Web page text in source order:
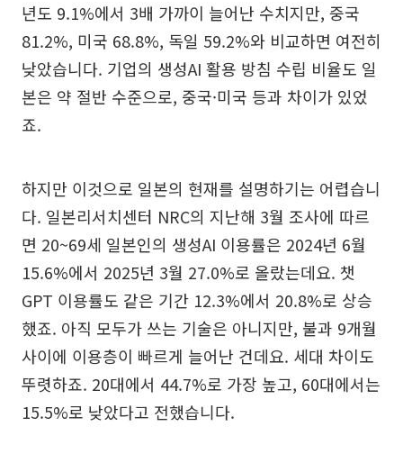
년도 9.1%에서 3배 가까이 늘어난 수치지만, 중국
81.2%, 미국 68.8%, 독일 59.2%와 비교하면 여전히
낮았습니다. 기업의 생성AI 활용 방침 수립 비율도 일
본은 약 절반 수준으로, 중국·미국 등과 차이가 있었
죠.
하지만 이것으로 일본의 현재를 설명하기는 어렵습니
다. 일본리서치센터 NRC의 지난해 3월 조사에 따르
면 20~69세 일본인의 생성AI 이용률은 2024년 6월
15.6%에서 2025년 3월 27.0%로 올랐는데요. 챗
GPT 이용률도 같은 기간 12.3%에서 20.8%로 상승
했죠. 아직 모두가 쓰는 기술은 아니지만, 불과 9개월
사이에 이용층이 빠르게 늘어난 건데요. 세대 차이도
뚜렷하죠. 20대에서 44.7%로 가장 높고, 60대에서는
15.5%로 낮았다고 전했습니다.